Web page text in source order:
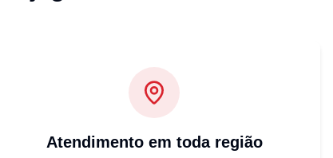
Atendimento em toda região